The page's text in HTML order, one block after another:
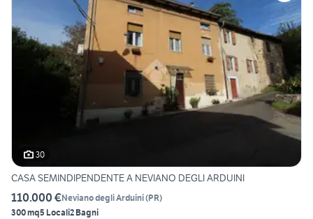
30
CASA SEMINDIPENDENTE A NEVIANO DEGLI ARDUINI
110.000 €Neviano degli Arduini(PR)
300 mq5 Locali2 Bagni